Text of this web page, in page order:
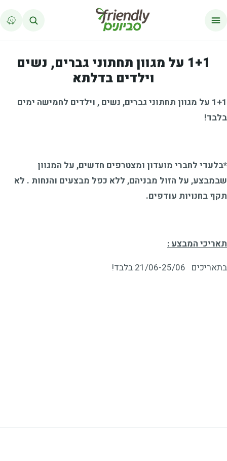
1+1 על מגוון תחתוני גברים, נשים
וילדים בדלתא
1+1 על מגוון תחתוני גברים, נשים , וילדים
לחמישה ימים
בלבד!
*בלעדי לחברי מועדון ומצטרפים חדשים, על המגוון
שבמבצע, על הזול מבניהם, ללא כפל מבצעים והנחות . לא
תקף בחנויות עודפים.
תאריכי המבצע :
בתאריכים 21/06-25/06 בלבד!